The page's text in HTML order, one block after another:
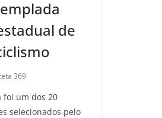
de
369
foi um dos 20
selecionados pelo